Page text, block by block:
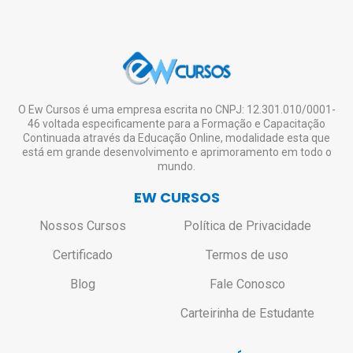
vontade, mesmo não tendo interesse em
solicitar o certificado de todos ou de nenhum.
Não haverá bloqueio ou restrição de
acesso aos alunos que não solicitarem o
certificado.
em contato pelo e-mail:
contato@ewcursos.com.br, para verificar o
O Ew Cursos é uma empresa escrita no CNPJ: 12.301.010/0001-
46 voltada especificamente para a Formação e Capacitação
Continuada através da Educação Online, modalidade esta que
está em grande desenvolvimento e aprimoramento em todo o
mundo.
EW CURSOS
Nossos Cursos
Certificado
Blog
Política de Privacidade
Termos de uso
Fale Conosco
Carteirinha de Estudante